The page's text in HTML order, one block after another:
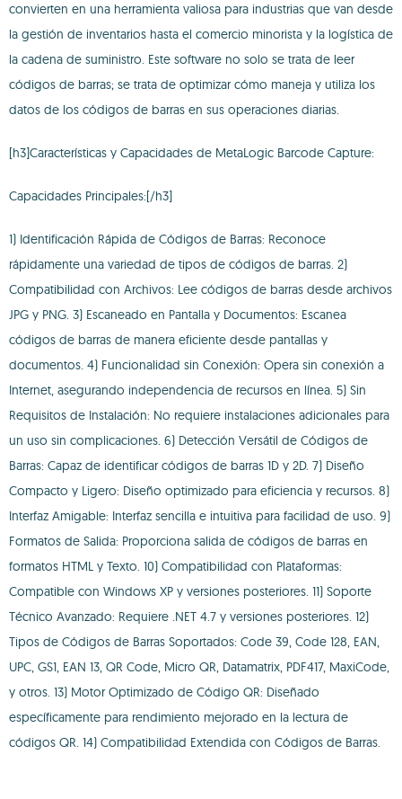
convierten en una herramienta valiosa para industrias que van desde
la gestión de inventarios hasta el comercio minorista y la logística de
la cadena de suministro. Este software no solo se trata de leer
códigos de barras; se trata de optimizar cómo maneja y utiliza los
datos de los códigos de barras en sus operaciones diarias.
[h3]Características y Capacidades de MetaLogic Barcode Capture:
Capacidades Principales:[/h3]
1) Identificación Rápida de Códigos de Barras: Reconoce
rápidamente una variedad de tipos de códigos de barras. 2)
Compatibilidad con Archivos: Lee códigos de barras desde archivos
JPG y PNG. 3) Escaneado en Pantalla y Documentos: Escanea
códigos de barras de manera eficiente desde pantallas y
documentos. 4) Funcionalidad sin Conexión: Opera sin conexión a
Internet, asegurando independencia de recursos en línea. 5) Sin
Requisitos de Instalación: No requiere instalaciones adicionales para
un uso sin complicaciones. 6) Detección Versátil de Códigos de
Barras: Capaz de identificar códigos de barras 1D y 2D. 7) Diseño
Compacto y Ligero: Diseño optimizado para eficiencia y recursos. 8)
Interfaz Amigable: Interfaz sencilla e intuitiva para facilidad de uso. 9)
Formatos de Salida: Proporciona salida de códigos de barras en
formatos HTML y Texto. 10) Compatibilidad con Plataformas:
Compatible con Windows XP y versiones posteriores. 11) Soporte
Técnico Avanzado: Requiere .NET 4.7 y versiones posteriores. 12)
Tipos de Códigos de Barras Soportados: Code 39, Code 128, EAN,
UPC, GS1, EAN 13, QR Code, Micro QR, Datamatrix, PDF417, MaxiCode,
y otros. 13) Motor Optimizado de Código QR: Diseñado
específicamente para rendimiento mejorado en la lectura de
códigos QR. 14) Compatibilidad Extendida con Códigos de Barras.